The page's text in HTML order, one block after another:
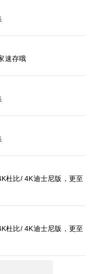
速存哦
杜比/ 4K迪士尼版，更至
杜比/ 4K迪士尼版，更至